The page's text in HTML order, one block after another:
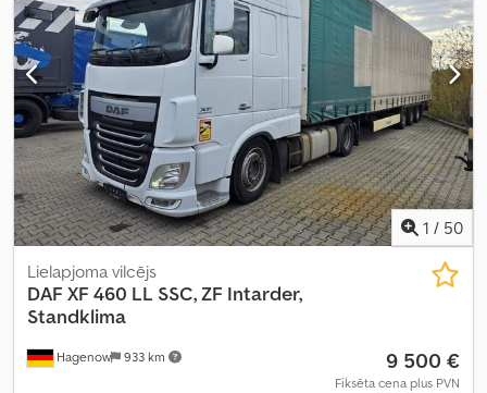
1 / 50
Hagenow 933 km
Lielapjoma vilcējs
DAF XF 460 LL SSC, ZF Intarder,
Standklima
9 500 €
Fiksēta cena plus PVN